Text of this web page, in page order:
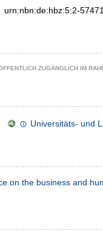
urn:nbn:de:hbz:5:2-
ZUGÄNGLICH IM
Universitäts- und
on the business and